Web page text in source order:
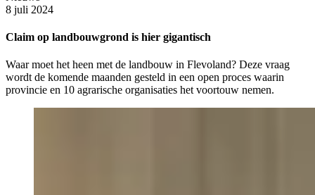
8 juli 2024
Claim op landbouwgrond is hier gigantisch
Waar moet het heen met de landbouw in Flevoland? Deze vraag
wordt de komende maanden gesteld in een open proces waarin
provincie en 10 agrarische organisaties het voortouw nemen.